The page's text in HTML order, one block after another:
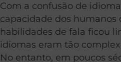
Com a confusão de
capacidade dos humanos
habilidades de fala ficou
idiomas eram tão
No entanto, em poucos